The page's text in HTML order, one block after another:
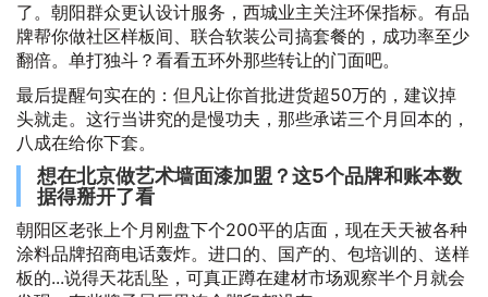
了。朝阳群众更认设计服务，西城业主关注环保指标。有品
牌帮你做社区样板间、联合软装公司搞套餐的，成功率至少
翻倍。单打独斗？看看五环外那些转让的门面吧。
最后提醒句实在的：但凡让你首批进货超50万的，建议掉
头就走。这行当讲究的是慢功夫，那些承诺三个月回本的，
八成在给你下套。
想在北京做艺术墙面漆加盟？这5个品牌和账本数
据得掰开了看
朝阳区老张上个月刚盘下个200平的店面，现在天天被各种
涂料品牌招商电话轰炸。进口的、国产的、包培训的、送样
板的...说得天花乱坠，可真正蹲在建材市场观察半个月就会